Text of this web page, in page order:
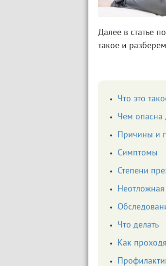
Далее в статье
такое и
Что это
Чем опасна
Причины и
Симптомы
Степени
Что делать
Как